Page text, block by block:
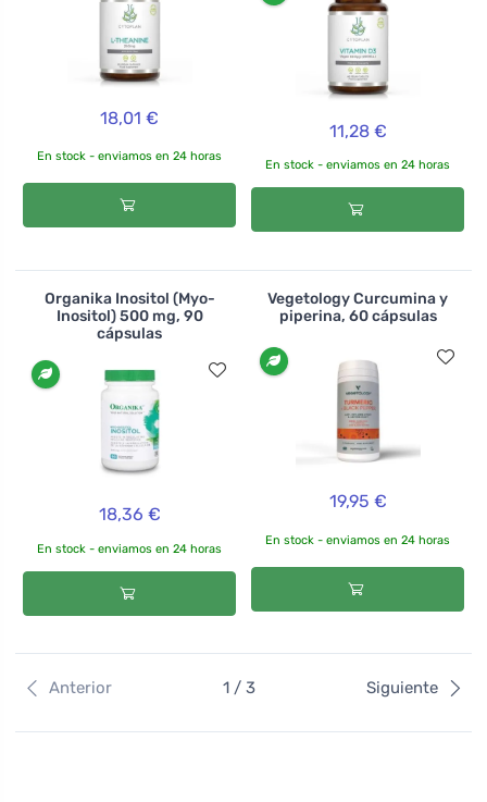
18,01 €
En stock - enviamos en 24 horas
11,28 €
En stock - enviamos en 24 horas
Organika Inositol (Myo-
Inositol) 500 mg, 90
cápsulas
18,36 €
En stock - enviamos en 24 horas
Vegetology Curcumina y
piperina, 60 cápsulas
19,95 €
En stock - enviamos en 24 horas
Anterior 1 / 3 Siguiente